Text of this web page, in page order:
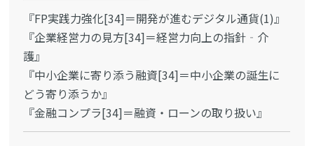
『FP実践力強化[34]＝開発が進むデジタル通貨(1)』
『企業経営力の見方[34]＝経営力向上の指針‐介
護』
『中小企業に寄り添う融資[34]＝中小企業の誕生に
どう寄り添うか』
『金融コンプラ[34]＝融資・ローンの取り扱い』